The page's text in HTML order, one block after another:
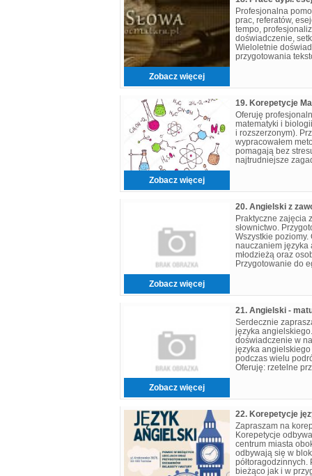
Zobacz więcej
Profesjonalna
prac, referatów,
tempo,
doświadczenie,
Wieloletnie
przygotowania
Zobacz więcej
Oferuję
matematyki i
i rozszerzonym).
wypracowałem
pomagają bez
najtrudniejsze
Zobacz więcej
20. Angielski z
Praktyczne zajęcia
słownictwo.
Wszystkie
nauczaniem języka
młodzieżą oraz
Przygotowanie do
Zobacz więcej
Serdecznie
języka
doświadczenie w
języka
podczas wielu
Oferuję: rzetelne
22. Korepetycje
Zapraszam na
Korepetycje
centrum miasta
odbywają się w
półtoragodzinnych.
bieżąco jak i w